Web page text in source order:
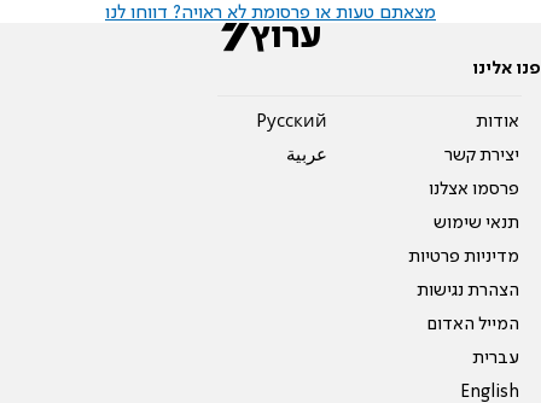
מצאתם טעות או פרסומת לא ראויה? דווחו לנו
פנו אלינו
אודות
יצירת קשר
פרסמו אצלנו
תנאי שימוש
מדיניות פרטיות
הצהרת נגישות
המייל האדום
עברית
English
Pусский
عربية